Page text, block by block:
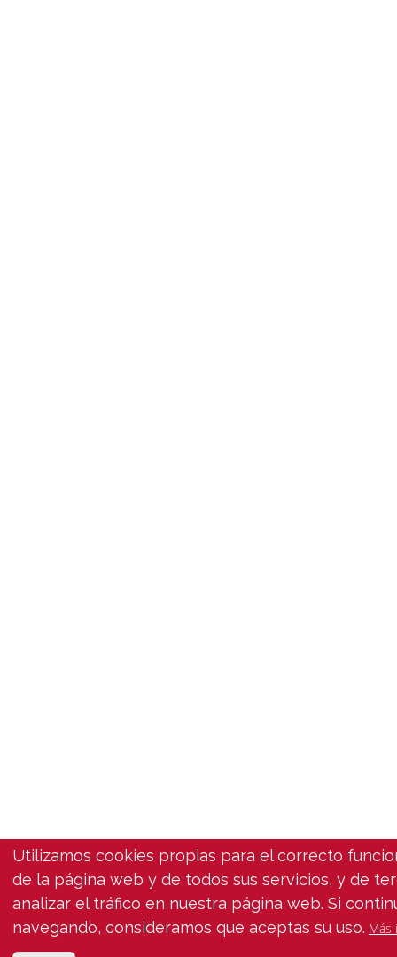
Utilizamos cookies propias para el correcto
de la página web y de todos sus servicios, y de
analizar el tráfico en nuestra página web. Si
navegando, consideramos que aceptas su uso. Más